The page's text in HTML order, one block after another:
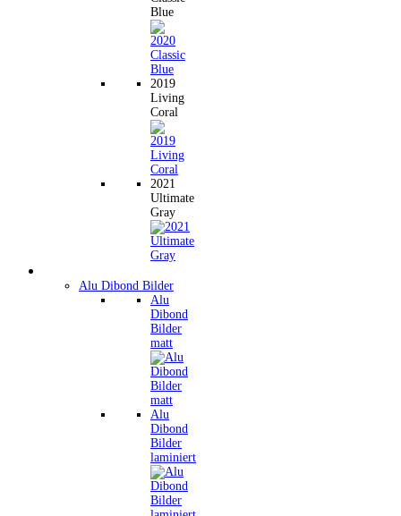
Blue
2019
Living
Coral
2021
Ultimate
Gray
Alu Dibond Bilder
Alu
Dibond
Bilder
matt
Alu
Dibond
Bilder
laminiert